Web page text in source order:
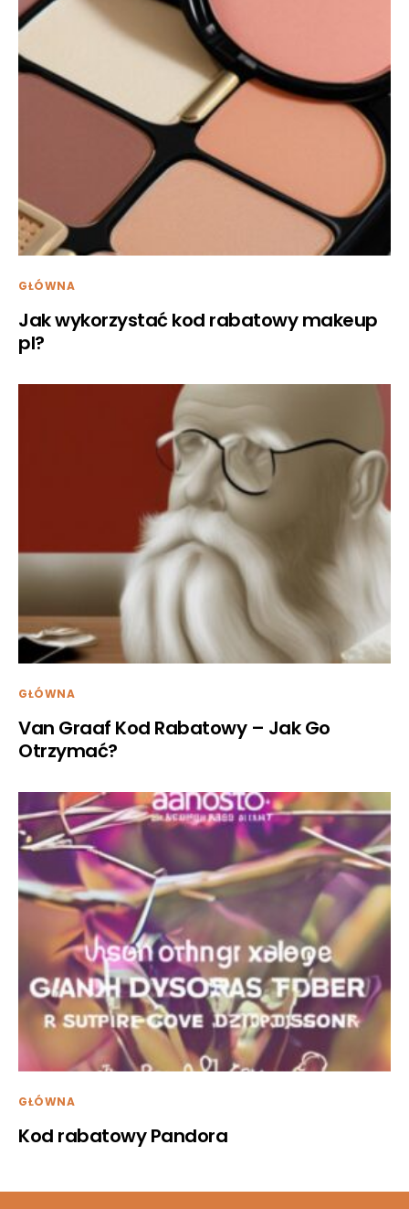
GŁÓWNA
Jak wykorzystać kod rabatowy makeup
pl?
GŁÓWNA
Van Graaf Kod Rabatowy – Jak Go
Otrzymać?
GŁÓWNA
Kod rabatowy Pandora